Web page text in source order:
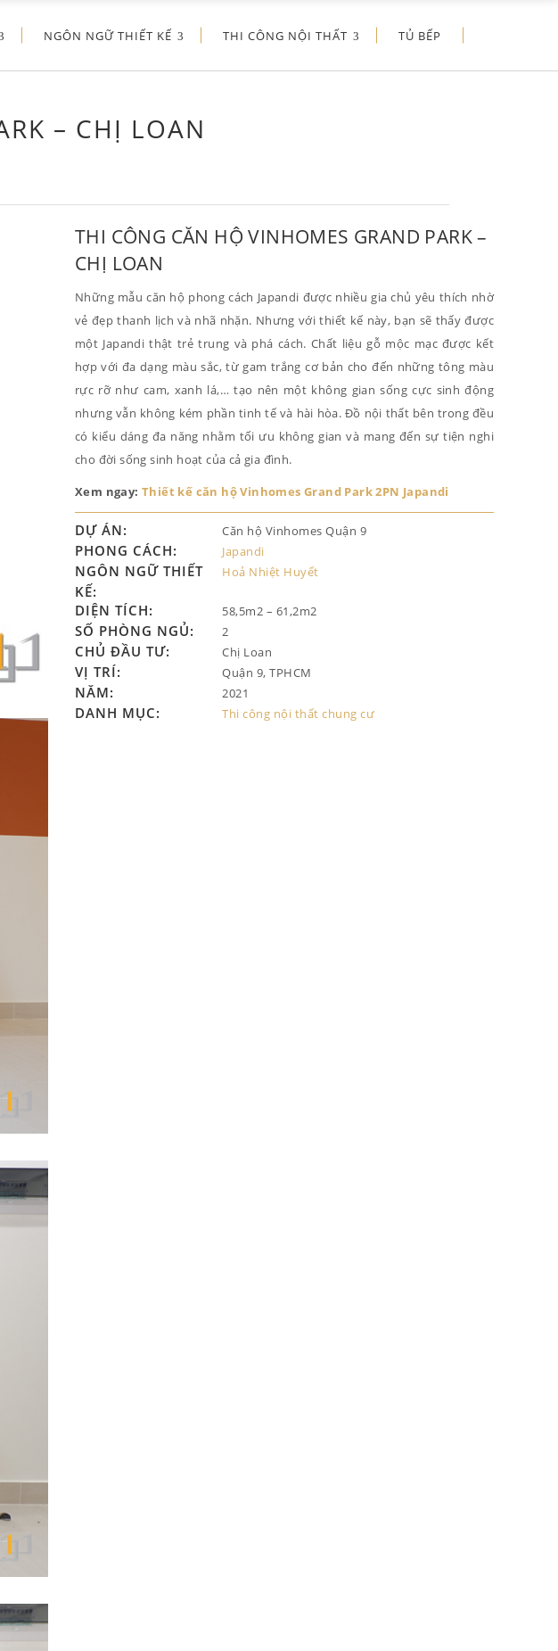
NGÔN NGỮ THIẾT KẾ THI CÔNG NỘI THẤT TỦ BẾP
– CHỊ LOAN
THI CÔNG CĂN HỘ VINHOMES GRAND PARK –
CHỊ LOAN
Những mẫu căn hộ phong cách Japandi được nhiều gia chủ yêu thích nhờ
vẻ đẹp thanh lịch và nhã nhặn. Nhưng với thiết kế này, bạn sẽ thấy được
một Japandi thật trẻ trung và phá cách. Chất liệu gỗ mộc mạc được kết
hợp với đa dạng màu sắc, từ gam trắng cơ bản cho đến những tông màu
rực rỡ như cam, xanh lá,… tạo nên một không gian sống cực sinh động
nhưng vẫn không kém phần tinh tế và hài hòa. Đồ nội thất bên trong đều
có kiểu dáng đa năng nhằm tối ưu không gian và mang đến sự tiện nghi
cho đời sống sinh hoạt của cả gia đình.
Xem ngay:Thiết kế căn hộ Vinhomes Grand Park 2PN Japandi
DỰ ÁN: Căn hộ Vinhomes Quận 9
PHONG CÁCH: Japandi
NGÔN NGỮ THIẾT
KẾ:
Hoả Nhiệt Huyết
DIỆN TÍCH: 58,5m2 – 61,2m2
SỐ PHÒNG NGỦ: 2
CHỦ ĐẦU TƯ: Chị Loan
VỊ TRÍ: Quận 9, TPHCM
NĂM: 2021
DANH MỤC: Thi công nội thất chung cư